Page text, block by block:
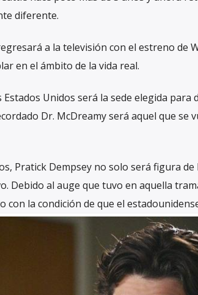
diferente.
a la televisión con el estreno de
en el ámbito de la vida real.
Estados Unidos será la sede elegida
Dr. McDreamy será aquel que se
Pratick Dempsey no solo será figura
Debido al auge que tuvo en aquella
con la condición de que el